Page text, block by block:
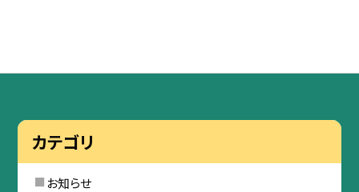
カテゴリ
お知らせ